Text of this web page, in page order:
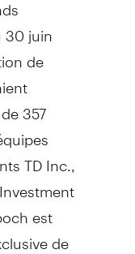
juin
de
357
TD Inc.,
est
de